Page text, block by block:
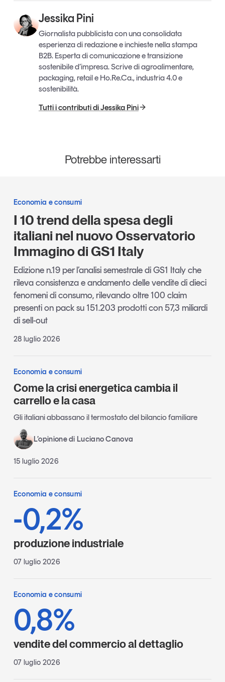
Jessika Pini
Giornalista pubblicista con una consolidata
esperienza di redazione e inchieste nella stampa
B2B. Esperta di comunicazione e transizione
sostenibile d’impresa. Scrive di agroalimentare,
packaging, retail e Ho.Re.Ca., industria 4.0 e
sostenibilità.
Tutti i contributi di Jessika Pini
Potrebbe interessarti
Economia e consumi
I 10 trend della spesa degli
italiani nel nuovo Osservatorio
Immagino di GS1 Italy
Edizione n.19 per l’analisi semestrale di GS1 Italy che
rileva consistenza e andamento delle vendite di dieci
fenomeni di consumo, rilevando oltre 100 claim
presenti on pack su 151.203 prodotti con 57,3 miliardi
di sell-out
28 luglio 2026
Economia e consumi
Come la crisi energetica cambia il
carrello e la casa
Gli italiani abbassano il termostato del bilancio familiare
L’opinione di Luciano Canova
15 luglio 2026
Economia e consumi
-0,2%
produzione industriale
07 luglio 2026
Economia e consumi
0,8%
vendite del commercio al dettaglio
07 luglio 2026